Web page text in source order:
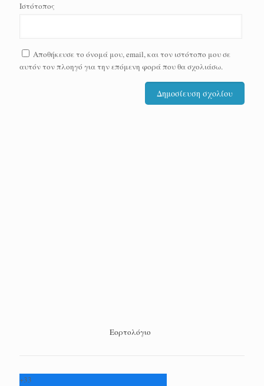
Ιστότοπος
Αποθήκευσε το όνομά μου, email, και τον ιστότοπο μου σε
αυτόν τον πλοηγό για την επόμενη φορά που θα σχολιάσω.
Εορτολόγιο
+33